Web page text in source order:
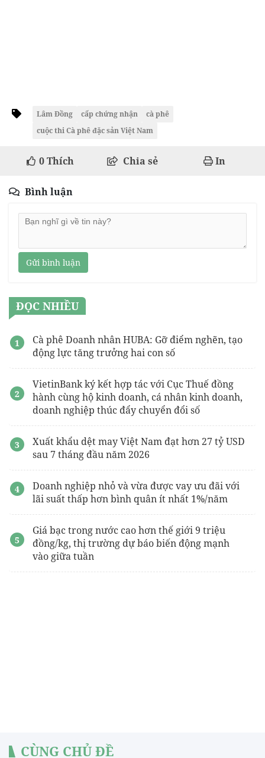
Lâm Đồng cấp chứng nhận
cà phê
cuộc thi Cà phê đặc sản Việt Nam
0Thích Chia sẻ In
Bình luận
Gửi bình luận
ĐỌC NHIỀU
Cà phê Doanh nhân HUBA: Gỡ điểm nghẽn, tạo
động lực tăng trưởng hai con số
VietinBank ký kết hợp tác với Cục Thuế đồng
hành cùng hộ kinh doanh, cá nhân kinh doanh,
doanh nghiệp thúc đẩy chuyển đổi số
Xuất khẩu dệt may Việt Nam đạt hơn 27 tỷ USD
sau 7 tháng đầu năm 2026
Doanh nghiệp nhỏ và vừa được vay ưu đãi với
lãi suất thấp hơn bình quân ít nhất 1%/năm
Giá bạc trong nước cao hơn thế giới 9 triệu
đồng/kg, thị trường dự báo biến động mạnh
vào giữa tuần
CÙNG CHỦ ĐỀ